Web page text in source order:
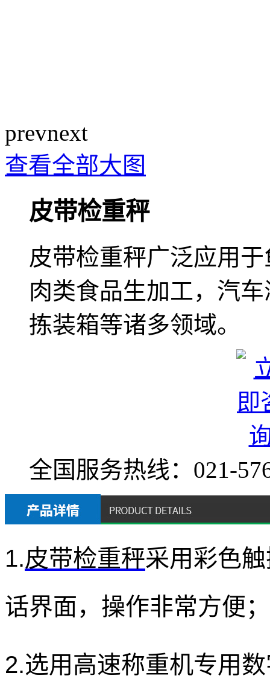
prevnext
查看全部大图
皮带检重秤
皮带检重秤广泛应用
肉类食品生加工，汽
拣装箱等诸多领域。
全国服务热线： 021-
1.皮带检重秤采用彩色
话界面，操作非常方便；
2.选用高速称重机专用